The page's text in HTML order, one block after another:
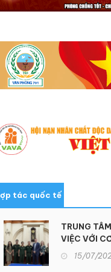
tác quốc tế
TRUNG
VIỆC VỚI
ĐE DỌA
15/07/